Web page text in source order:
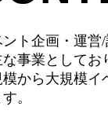
ント企画・運
な事業としてお
模から大規模イ
。